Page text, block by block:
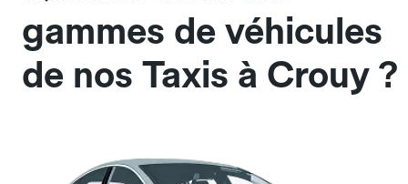
gammes de véhicules
de nos Taxis à Crouy ?